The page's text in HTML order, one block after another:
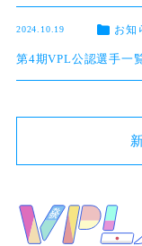
2024.10.19 お知
第4期VPL公認選手一